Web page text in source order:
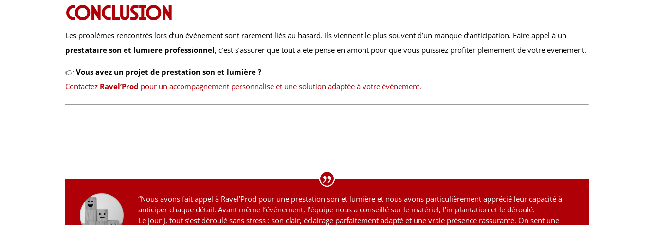
Conclusion
Les problèmes rencontrés lors d’un événement sont rarement liés au hasard. Ils viennent le plus souvent d’un manque d’anticipation. Faire appel à un
prestataire son et lumière professionnel, c’est s’assurer que tout a été pensé en amont pour que vous puissiez profiter pleinement de votre événement.
👉Vous avez un projet de prestation son et lumière ?
Contactez Ravel’Prod pour un accompagnement personnalisé et une solution adaptée à votre événement.
“Nous avons fait appel à Ravel’Prod pour une prestation son et lumière et nous avons particulièrement apprécié leur capacité à
anticiper chaque détail. Avant même l’événement, l’équipe nous a conseillé sur le matériel, l’implantation et le déroulé.
Le jour J, tout s’est déroulé sans stress : son clair, éclairage parfaitement adapté et une vraie présence rassurante. On sent une